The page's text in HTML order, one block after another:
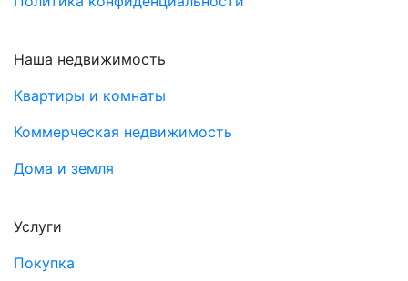
Наша недвижимость
Квартиры и комнаты
Коммерческая недвижимость
Дома и земля
Услуги
Покупка